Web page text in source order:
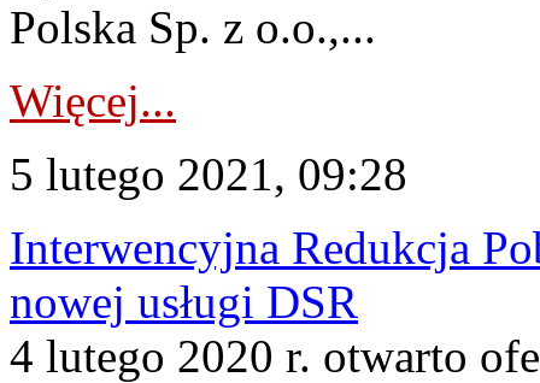
Polska Sp. z o.o.,...
Więcej...
5 lutego 2021, 09:28
Interwencyjna Redukcja
nowej usługi DSR
4 lutego 2020 r. otwarto